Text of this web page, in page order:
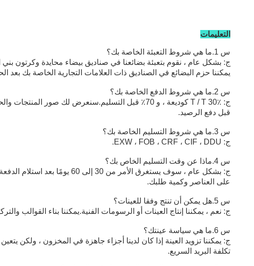
التعليمات
س 1.ما هي شروط التعبئة الخاصة بك؟
ج: بشكل عام ، نقوم بتعبئة بضائعنا في صناديق بيضاء محايدة وكرتون بني
يمكننا حزم البضائع في الصناديق ذات العلامات التجارية الخاصة بك
س 2.ما هي شروط الدفع الخاصة بك؟
ج: T / T 30٪ كوديعة ، و 70٪ قبل التسليم.سنعرض لك صور المنتجات والحزم
قبل دفع الرصيد.
س 3.ما هي شروط التسليم الخاصة بك؟
ج: EXW ، FOB ، CRF ، CIF ، DDU.
س 4.ماذا عن وقت التسليم الخاص بك؟
ج: بشكل عام ، سوف يستغرق الأمر من 30 إلى 60 يومًا بعد استلام الدفعة المقدمة.وقت التسليم المحدد يعتمد
على العناصر وكمية طلبك.
س 5.هل يمكن أن تنتج وفقا للعينات؟
ج: نعم ، يمكننا إنتاج العينات أو الرسومات الفنية.يمكننا بناء القوالب
س 6.ما هي سياسة عينتك؟
ج: يمكننا تزويد العينة إذا كان لدينا أجزاء جاهزة في المخزون ، ولكن
تكلفة البريد السريع.